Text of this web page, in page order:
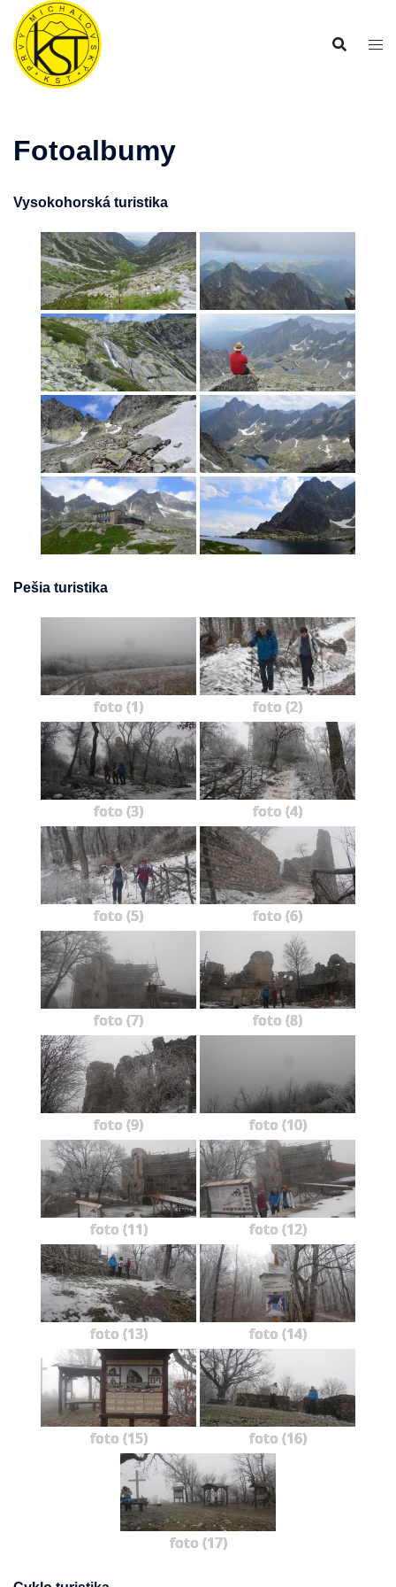
Preskočiť
obsah
Fotoalbumy
Vysokohorská turistika
Pešia turistika
foto (1) foto (2)
foto (3) foto (4)
foto (5) foto (6)
foto (7) foto (8)
foto (9) foto (10)
foto (11) foto (12)
foto (13) foto (14)
foto (15) foto (16)
foto (17)